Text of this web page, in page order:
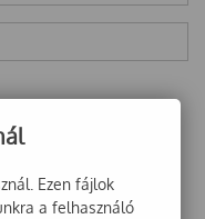
Ezen fájlok
a felhasználó